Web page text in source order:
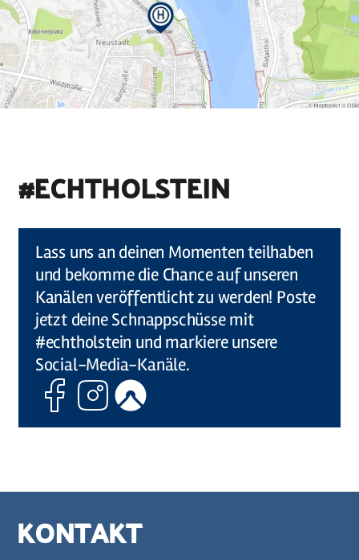
#ECHTHOLSTEIN
Lass uns an deinen Momenten teilhaben
und bekomme die Chance auf unseren
Kanälen veröffentlicht zu werden! Poste
jetzt deine Schnappschüsse mit
#echtholstein und markiere unsere
Social-Media-Kanäle.
FacebookInstagram
Komoot
KONTAKT